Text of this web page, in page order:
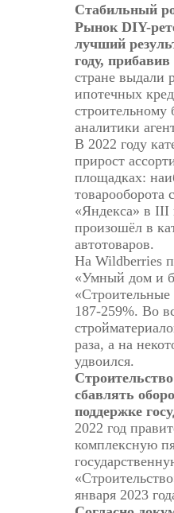
Стабильный
Рынок DIY-
лучший
году,
стране выдали
ипотечных
строительному
аналитики
В 2022 году
прирост
площадках:
товарооборота
«Яндекса» в III
произошёл в
автотоваров.
На Wildberries
«Умный дом и
187-259%. Во
раза, а на
удвоился.
сбавлять
поддержке
2022 год
комплексную
января 2023